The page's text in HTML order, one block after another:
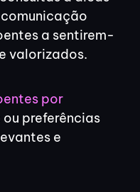
a sentirem-
valorizados.
por
ou preferências
e